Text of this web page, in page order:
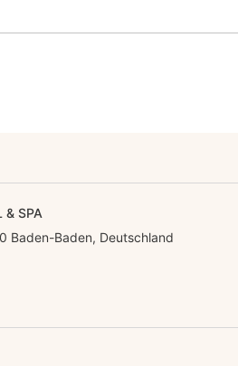
& SPA
Baden-Baden, Deutschland